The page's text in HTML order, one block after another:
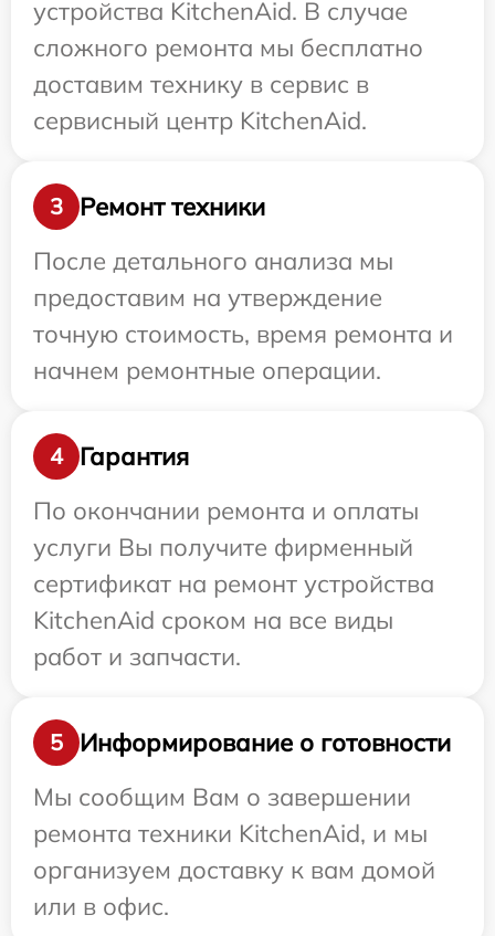
устройства KitchenAid. В случае
сложного ремонта мы бесплатно
доставим технику в сервис в
сервисный центр KitchenAid.
3
Ремонт техники
После детального анализа мы
предоставим на утверждение
точную стоимость, время ремонта и
начнем ремонтные операции.
4
Гарантия
По окончании ремонта и оплаты
услуги Вы получите фирменный
сертификат на ремонт устройства
KitchenAid сроком на все виды
работ и запчасти.
5
Информирование о готовности
Мы сообщим Вам о завершении
ремонта техники KitchenAid, и мы
организуем доставку к вам домой
или в офис.